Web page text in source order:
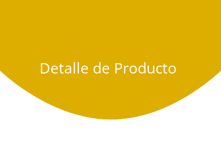
Detalle de Producto